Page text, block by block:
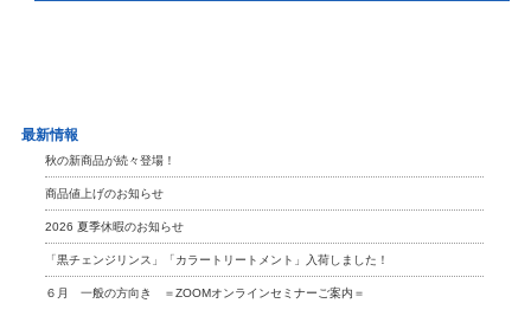
最新情報
秋の新商品が続々登場！
商品値上げのお知らせ
2026 夏季休暇のお知らせ
「黒チェンジリンス」「カラートリートメント」入荷しました！
６月 一般の方向き ＝ZOOMオンラインセミナーご案内＝